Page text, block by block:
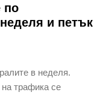
по
и петък
в неделя.
трафика се